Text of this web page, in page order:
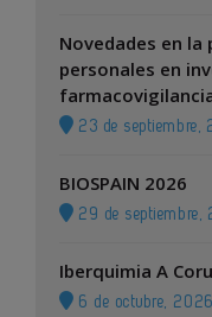
Novedades en
personales en
23 de septiembre,
BIOSPAIN 2026
29 de septiembre,
Iberquimia A
6 de octubre, 2026